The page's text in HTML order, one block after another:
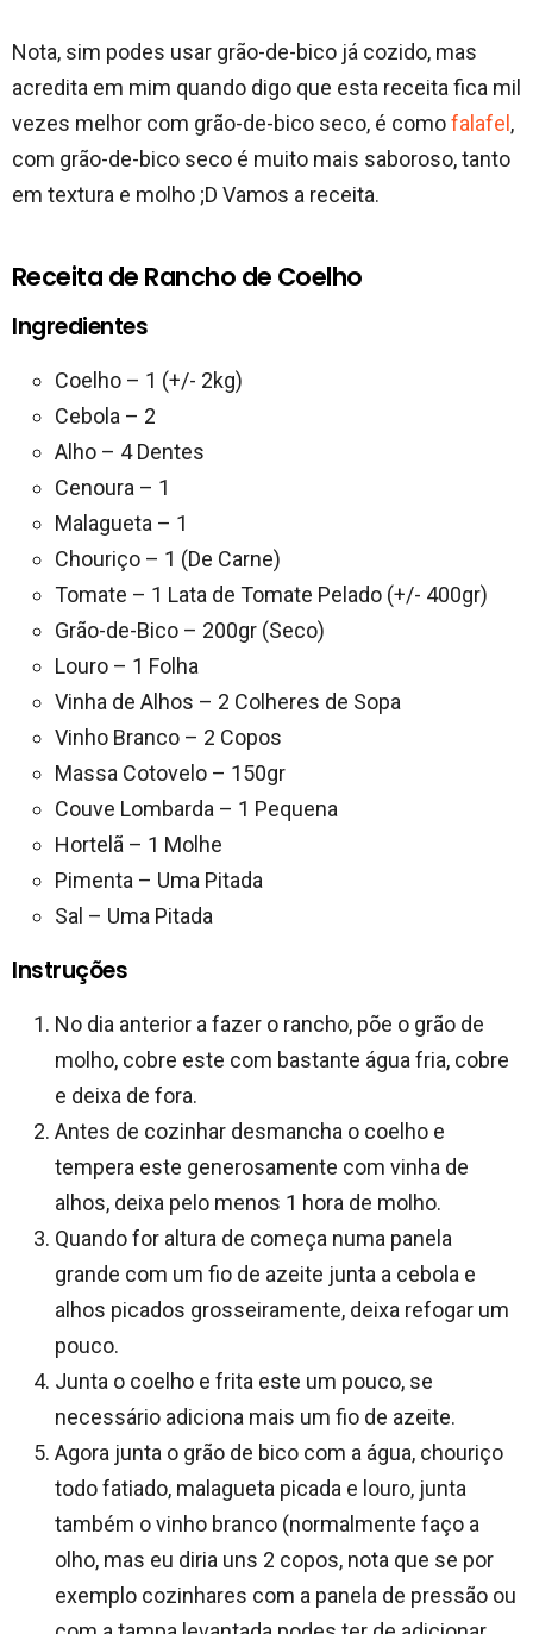
Nota, sim podes usar grão-de-bico já cozido, mas
acredita em mim quando digo que esta receita fica mil
vezes melhor com grão-de-bico seco, é comofalafel,
com grão-de-bico seco é muito mais saboroso, tanto
em textura e molho ;D Vamos a receita.
Receita de Rancho de Coelho
Ingredientes
Coelho – 1 (+/- 2kg)
Cebola – 2
Alho – 4 Dentes
Cenoura – 1
Malagueta – 1
Chouriço – 1 (De Carne)
Tomate – 1 Lata de Tomate Pelado (+/- 400gr)
Grão-de-Bico – 200gr (Seco)
Louro – 1 Folha
Vinha de Alhos – 2 Colheres de Sopa
Vinho Branco – 2 Copos
Massa Cotovelo – 150gr
Couve Lombarda – 1 Pequena
Hortelã – 1 Molhe
Pimenta – Uma Pitada
Sal – Uma Pitada
Instruções
No dia anterior a fazer o rancho, põe o grão de
molho, cobre este com bastante água fria, cobre
e deixa de fora.
Antes de cozinhar desmancha o coelho e
tempera este generosamente com vinha de
alhos, deixa pelo menos 1 hora de molho.
Quando for altura de começa numa panela
grande com um fio de azeite junta a cebola e
alhos picados grosseiramente, deixa refogar um
pouco.
Junta o coelho e frita este um pouco, se
necessário adiciona mais um fio de azeite.
Agora junta o grão de bico com a água, chouriço
todo fatiado, malagueta picada e louro, junta
também o vinho branco (normalmente faço a
olho, mas eu diria uns 2 copos, nota que se por
exemplo cozinhares com a panela de pressão ou